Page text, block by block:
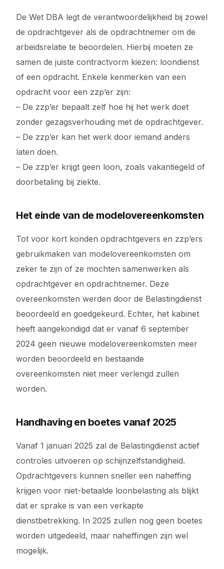
De Wet DBA legt de verantwoordelijkheid bij zowel
de opdrachtgever als de opdrachtnemer om de
arbeidsrelatie te beoordelen. Hierbij moeten ze
samen de juiste contractvorm kiezen: loondienst
of een opdracht. Enkele kenmerken van een
opdracht voor een zzp’er zijn:
– De zzp’er bepaalt zelf hoe hij het werk doet
zonder gezagsverhouding met de opdrachtgever.
– De zzp’er kan het werk door iemand anders
laten doen.
– De zzp’er krijgt geen loon, zoals vakantiegeld of
doorbetaling bij ziekte.
Het einde van de modelovereenkomsten
Tot voor kort konden opdrachtgevers en zzp’ers
gebruikmaken van modelovereenkomsten om
zeker te zijn of ze mochten samenwerken als
opdrachtgever en opdrachtnemer. Deze
overeenkomsten werden door de Belastingdienst
beoordeeld en goedgekeurd. Echter, het kabinet
heeft aangekondigd dat er vanaf 6 september
2024 geen nieuwe modelovereenkomsten meer
worden beoordeeld en bestaande
overeenkomsten niet meer verlengd zullen
worden.
Handhaving en boetes vanaf 2025
Vanaf 1 januari 2025 zal de Belastingdienst actief
controles uitvoeren op schijnzelfstandigheid.
Opdrachtgevers kunnen sneller een naheffing
krijgen voor niet-betaalde loonbelasting als blijkt
dat er sprake is van een verkapte
dienstbetrekking. In 2025 zullen nog geen boetes
worden uitgedeeld, maar naheffingen zijn wel
mogelijk.